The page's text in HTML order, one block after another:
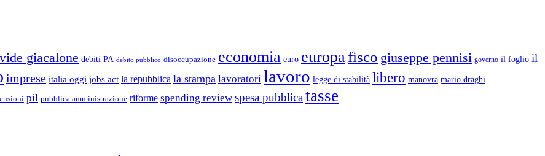
giacalone debiti PA debito pubblico disoccupazione economia euro europafisco giuseppe pennisi governo il foglio il
imprese italia oggi jobs act la repubblica la stampa lavoratori lavoro legge di stabilità libero manovra mario draghi
pil pubblica amministrazione riforme spending review spesa pubblicatasse